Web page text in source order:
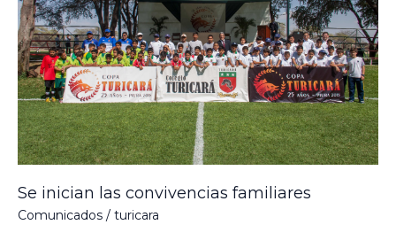
Se inician las convivencias familiares
Comunicados / turicara
las
convivencias
familiares